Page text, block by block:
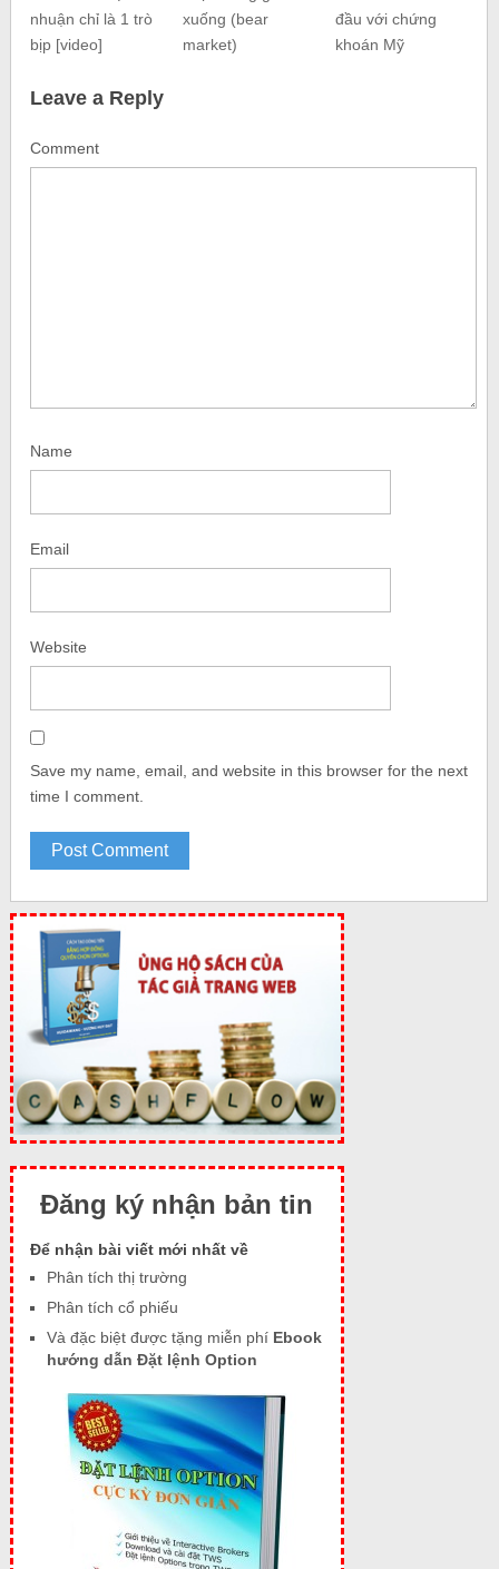
nhuận chỉ là 1 trò
bịp [video]
xuống (bear
market)
đầu với chứng
khoán Mỹ
Leave a Reply
Comment
Name
Email
Website
Save my name, email, and website in this browser for the next
time I comment.
Đăng ký nhận bản tin
Để nhận bài viết mới nhất về
Phân tích thị trường
Phân tích cổ phiếu
Và đặc biệt được tặng miễn phí Ebook
hướng dẫn Đặt lệnh Option